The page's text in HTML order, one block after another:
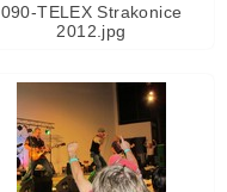
090-TELEX Strakonice
2012.jpg